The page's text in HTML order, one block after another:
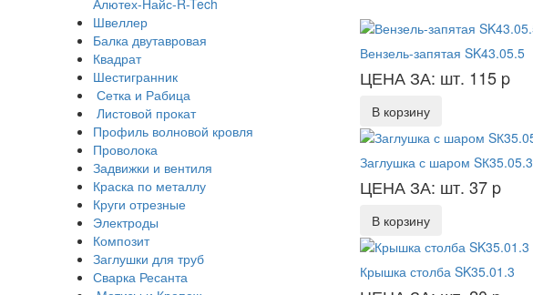
Алютех-Найс-R-Tech
Швеллер
Балка двутавровая
Квадрат
Шестигранник
Сетка и Рабица
Листовой прокат
Профиль волновой кровля
Проволока
Задвижки и вентиля
Краска по металлу
Круги отрезные
Электроды
Композит
Заглушки для труб
Сварка Ресанта
Вензель-запятая SK43.05.5
ЦЕНА ЗА: шт. 115 p
В корзину
Заглушка с шаром SК35.05.3
ЦЕНА ЗА: шт. 37 p
В корзину
Крышка столба SK35.01.3